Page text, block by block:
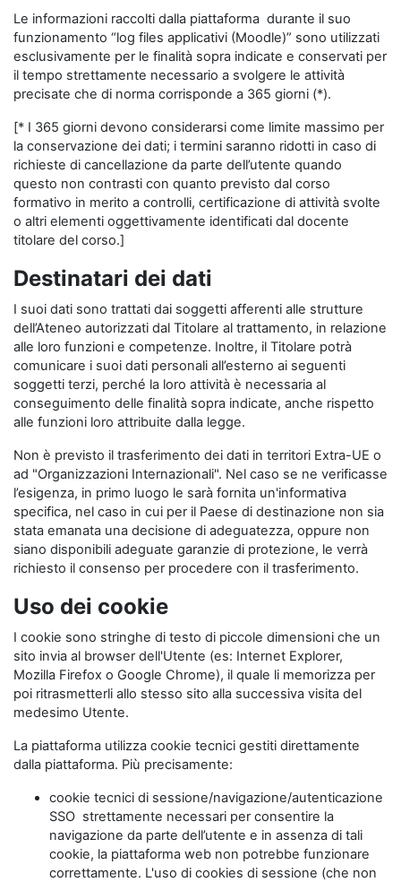
Le informazioni raccolti dalla piattaforma durante il suo
funzionamento “log files applicativi (Moodle)” sono utilizzati
esclusivamente per le finalità sopra indicate e conservati per
il tempo strettamente necessario a svolgere le attività
precisate che di norma corrisponde a 365 giorni (*).
[* I 365 giorni devono considerarsi come limite massimo per
la conservazione dei dati; i termini saranno ridotti in caso di
richieste di cancellazione da parte dell’utente quando
questo non contrasti con quanto previsto dal corso
formativo in merito a controlli, certificazione di attività svolte
o altri elementi oggettivamente identificati dal docente
titolare del corso.]
Destinatari dei dati
I suoi dati sono trattati dai soggetti afferenti alle strutture
dell’Ateneo autorizzati dal Titolare al trattamento, in relazione
alle loro funzioni e competenze. Inoltre, il Titolare potrà
comunicare i suoi dati personali all’esterno ai seguenti
soggetti terzi, perché la loro attività è necessaria al
conseguimento delle finalità sopra indicate, anche rispetto
alle funzioni loro attribuite dalla legge.
Non è previsto il trasferimento dei dati in territori Extra-UE o
ad "Organizzazioni Internazionali". Nel caso se ne verificasse
l’esigenza, in primo luogo le sarà fornita un'informativa
specifica, nel caso in cui per il Paese di destinazione non sia
stata emanata una decisione di adeguatezza, oppure non
siano disponibili adeguate garanzie di protezione, le verrà
richiesto il consenso per procedere con il trasferimento.
Uso dei cookie
I cookie sono stringhe di testo di piccole dimensioni che un
sito invia al browser dell'Utente (es: Internet Explorer,
Mozilla Firefox o Google Chrome), il quale li memorizza per
poi ritrasmetterli allo stesso sito alla successiva visita del
medesimo Utente.
La piattaforma utilizza cookie tecnici gestiti direttamente
dalla piattaforma. Più precisamente:
cookie tecnici di sessione/navigazione/autenticazione
SSO strettamente necessari per consentire la
navigazione da parte dell’utente e in assenza di tali
cookie, la piattaforma web non potrebbe funzionare
correttamente. L'uso di cookies di sessione (che non